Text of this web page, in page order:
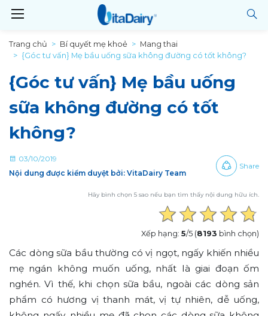
Trang chủ Bí quyết mẹ khoẻ
Mang thai
{Góc tư vấn} Mẹ bầu uống sữa không đường có tốt không?
{Góc tư vấn} Mẹ bầu uống
sữa không đường có tốt
không?
03/10/2019
Nội dung được kiểm duyệt bởi: VitaDairy Team
Share
Hãy bình chọn 5 sao nếu bạn tìm thấy nội dung hữu ích.
Xếp hạng: 5/5 (8193 bình chọn)
Các dòng sữa bầu thường có vị ngọt, ngấy khiến nhiều
mẹ ngán không muốn uống, nhất là giai đoạn ốm
nghén. Vì thế, khi chọn sữa bầu, ngoài các dòng sản
phẩm có hương vị thanh mát, vị tự nhiên, dễ uống,